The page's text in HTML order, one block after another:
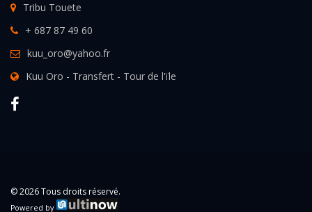
Tribu Touete
+ 687 87 49 60
kuu_oro@yahoo.fr
Kuu Oro - Transfert - Tour de l'ïle
© 2026 Tous droits réservé.
Powered by